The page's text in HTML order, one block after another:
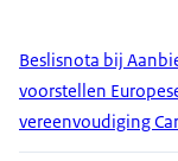
Beslisnota bij
voorstellen
vereenvoudiging